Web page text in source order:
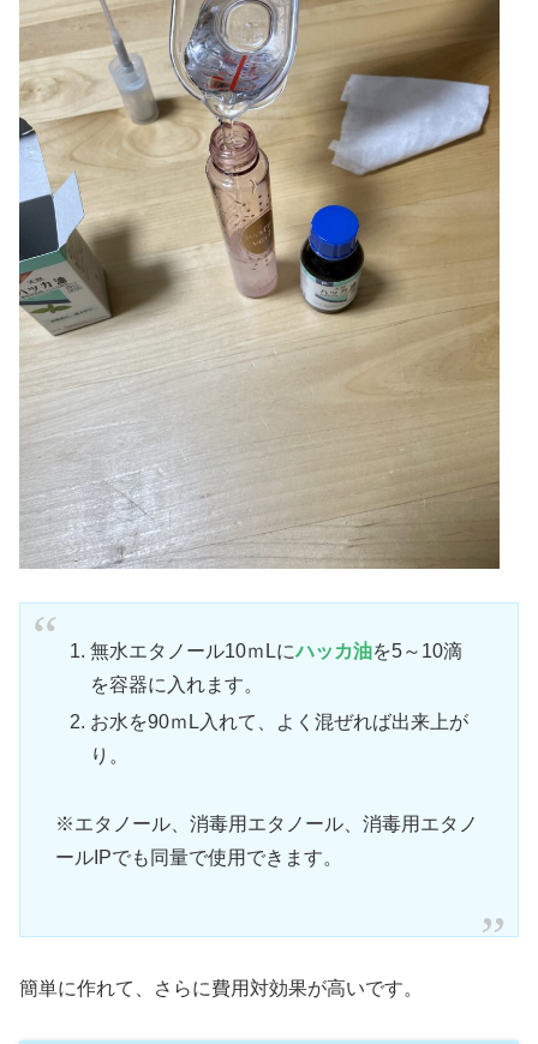
無水エタノール10ｍLにハッカ油を5～10滴
を容器に入れます。
お水を90ｍL入れて、よく混ぜれば出来上が
り。
※エタノール、消毒用エタノール、消毒用エタノ
ールIPでも同量で使用できます。
簡単に作れて、さらに費用対効果が高いです。